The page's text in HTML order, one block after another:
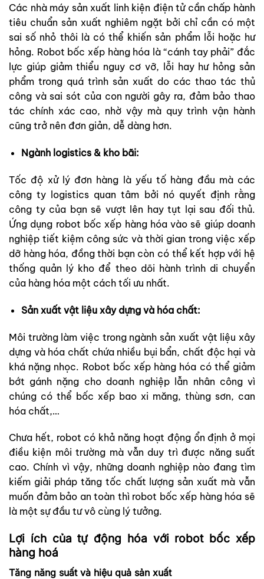
Các nhà máy sản xuất linh kiện điện tử cần chấp hành
tiêu chuẩn sản xuất nghiêm ngặt bởi chỉ cần có một
sai số nhỏ thôi là có thể khiến sản phẩm lỗi hoặc hư
hỏng. Robot bốc xếp hàng hóa là “cánh tay phải” đắc
lực giúp giảm thiểu nguy cơ vỡ, lỗi hay hư hỏng sản
phẩm trong quá trình sản xuất do các thao tác thủ
công và sai sót của con người gây ra, đảm bảo thao
tác chính xác cao, nhờ vậy mà quy trình vận hành
cũng trở nên đơn giản, dễ dàng hơn.
Ngành logistics & kho bãi:
Tốc độ xử lý đơn hàng là yếu tố hàng đầu mà các
công ty logistics quan tâm bởi nó quyết định rằng
công ty của bạn sẽ vượt lên hay tụt lại sau đối thủ.
Ứng dụng robot bốc xếp hàng hóa vào sẽ giúp doanh
nghiệp tiết kiệm công sức và thời gian trong việc xếp
dỡ hàng hóa, đồng thời bạn còn có thể kết hợp với hệ
thống quản lý kho để theo dõi hành trình di chuyển
của hàng hóa một cách tối ưu nhất.
Sản xuất vật liệu xây dựng và hóa chất:
Môi trường làm việc trong ngành sản xuất vật liệu xây
dựng và hóa chất chứa nhiều bụi bẩn, chất độc hại và
khá nặng nhọc. Robot bốc xếp hàng hóa có thể giảm
bớt gánh nặng cho doanh nghiệp lẫn nhân công vì
chúng có thể bốc xếp bao xi măng, thùng sơn, can
hóa chất,…
Chưa hết, robot có khả năng hoạt động ổn định ở mọi
điều kiện môi trường mà vẫn duy trì được năng suất
cao. Chính vì vậy, những doanh nghiệp nào đang tìm
kiếm giải pháp tăng tốc chất lượng sản xuất mà vẫn
muốn đảm bảo an toàn thì robot bốc xếp hàng hóa sẽ
là một sự đầu tư vô cùng lý tưởng.
Lợi ích của tự động hóa với robot bốc xếp
hàng hoá
Tăng năng suất và hiệu quả sản xuất